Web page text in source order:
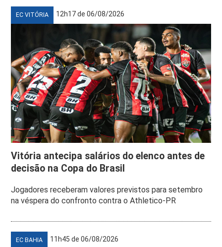
EC VITÓRIA 12h17 de 06/08/2026
Vitória antecipa salários do elenco antes de
decisão na Copa do Brasil
Jogadores receberam valores previstos para setembro
na véspera do confronto contra o Athletico-PR
EC BAHIA 11h45 de 06/08/2026